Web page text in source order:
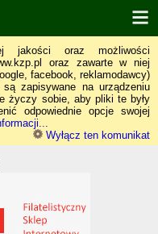
jakości oraz możliwości
oraz zawarte w niej
facebook, reklamodawcy)
zapisywane na urządzeniu
życzy sobie, aby pliki te były
odpowiednie opcje swojej
Wyłącz ten komunikat